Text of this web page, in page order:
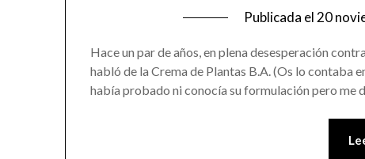
Publicada el 20
Hace un par de años, en plena desesperación
habló de la Crema de Plantas B.A. (Os lo contaba
había probado ni conocía su formulación pero